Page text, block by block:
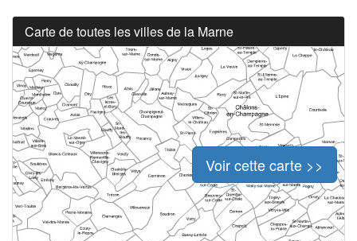
Carte de toutes les villes de la Marne
Voir cette carte >>